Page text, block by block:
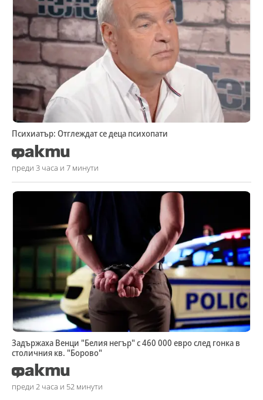
Психиатър: Отглеждат се деца психопати
преди 3 часа и 7 минути
Задържаха Венци "Белия негър" с 460 000 евро след гонка в
столичния кв. "Борово"
преди 2 часа и 52 минути